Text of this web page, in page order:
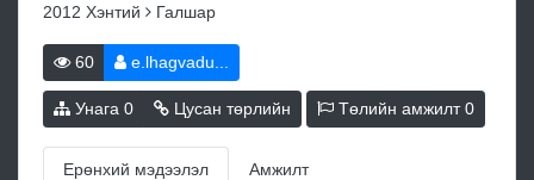
2012 Хэнтий Галшар
60 e.lhagvadu...
Унага 0 Цусан төрлийн Төлийн амжилт0
Ерөнхий мэдээлэл Амжилт